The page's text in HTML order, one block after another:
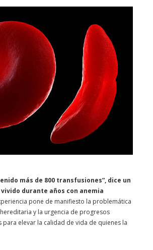
más de 800 transfusiones”, dice un
durante años con anemia
pone de manifiesto la problemática
y la urgencia de progresos
para elevar la calidad de vida de quienes la